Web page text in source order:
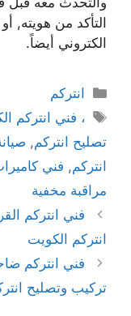
التأكد من هويته,
الكتروني أيضاً.
انتركم
، فني انتركم
تصليح انتركم,
انتركم, فني
مراقبة مخفية
انتركم الكويت
تركيب وتصليح